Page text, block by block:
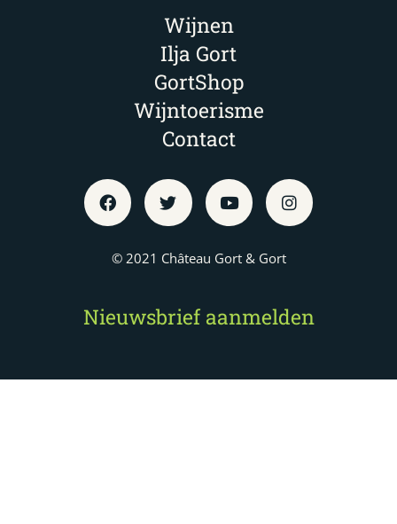
Wijnen
Ilja Gort
GortShop
Wijntoerisme
Contact
© 2021 Château Gort & Gort
Nieuwsbrief aanmelden